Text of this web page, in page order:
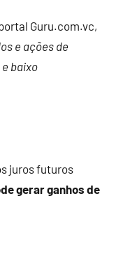
Guru.com.vc,
e ações de
baixo
juros futuros
gerar ganhos de